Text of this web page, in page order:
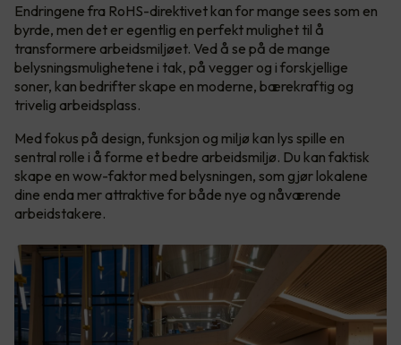
Endringene fra RoHS-direktivet kan for mange sees som en
byrde, men det er egentlig en perfekt mulighet til å
transformere arbeidsmiljøet. Ved å se på de mange
belysningsmulighetene i tak, på vegger og i forskjellige
soner, kan bedrifter skape en moderne, bærekraftig og
trivelig arbeidsplass.
Med fokus på design, funksjon og miljø kan lys spille en
sentral rolle i å forme et bedre arbeidsmiljø. Du kan faktisk
skape en wow-faktor med belysningen, som gjør lokalene
dine enda mer attraktive for både nye og nåværende
arbeidstakere.